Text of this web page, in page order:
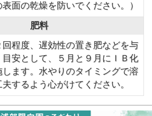
面の乾燥を防いでください。）
肥料
程度、遅効性の置き肥などを与
目安として、５月と９月にＩＢ化
ます。水やりのタイミングで溶
するよう心がけてください。